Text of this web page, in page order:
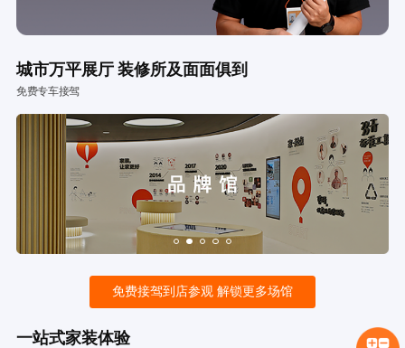
城市万平展厅 装修所及面面俱到
免费专车接驾
免费接驾到店参观 解锁更多场馆
一站式家装体验